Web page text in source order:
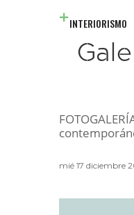
INTERIORISMO
mié 17 diciembre